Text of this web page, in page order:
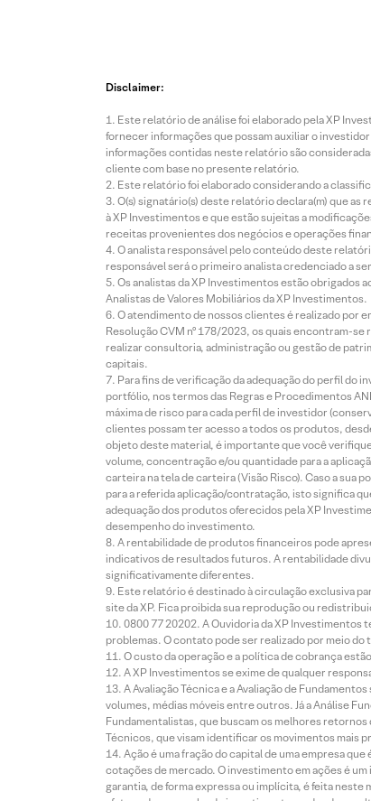
Disclaimer:
Este relatório de análise foi elaborado pela XP
fornecer informações que possam auxiliar o
informações contidas neste relatório são
cliente com base no presente relatório.
Este relatório foi elaborado considerando a
O(s) signatário(s) deste relatório declara(m) que
à XP Investimentos e que estão sujeitas a
receitas provenientes dos negócios e operações
O analista responsável pelo conteúdo deste
responsável será o primeiro analista credenciado a
Os analistas da XP Investimentos estão obrigados
Analistas de Valores Mobiliários da XP Investimentos.
O atendimento de nossos clientes é realizado por
Resolução CVM nº 178/2023, os quais encontram-
realizar consultoria, administração ou gestão de
capitais.
Para fins de verificação da adequação do perfil do
portfólio, nos termos das Regras e Procedimentos
máxima de risco para cada perfil de investidor
clientes possam ter acesso a todos os produtos,
objeto deste material, é importante que você
volume, concentração e/ou quantidade para a
carteira na tela de carteira (Visão Risco). Caso a sua
para a referida aplicação/contratação, isto significa
adequação dos produtos oferecidos pela XP
desempenho do investimento.
A rentabilidade de produtos financeiros pode
indicativos de resultados futuros. A rentabilidade
significativamente diferentes.
Este relatório é destinado à circulação exclusiva
site da XP. Fica proibida sua reprodução ou
0800 77 20202. A Ouvidoria da XP Investimentos
problemas. O contato pode ser realizado por meio do
O custo da operação e a política de cobrança
A XP Investimentos se exime de qualquer
A Avaliação Técnica e a Avaliação de
volumes, médias móveis entre outros. Já a Análise
Fundamentalistas, que buscam os melhores
Técnicos, que visam identificar os movimentos mais
Ação é uma fração do capital de uma empresa
cotações de mercado. O investimento em ações é
garantia, de forma expressa ou implícita, é feita